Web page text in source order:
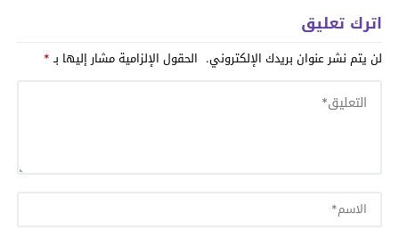
اترك تعليق
لن يتم نشر عنوان بريدك الإلكتروني. الحقول الإلزامية مشار إليها بـ*